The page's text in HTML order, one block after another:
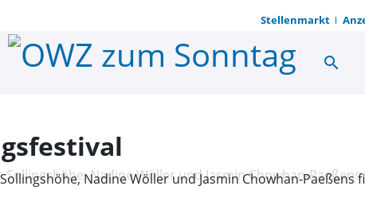
Stellenmarkt
Auftakt für search
Nadine Wöller und Jasmin Chowhan-